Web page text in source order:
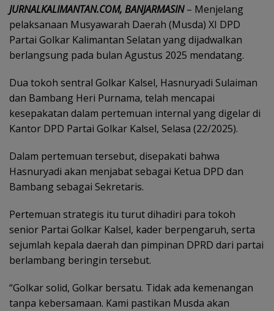
JURNALKALIMANTAN.COM, BANJARMASIN– Menjelang
pelaksanaan Musyawarah Daerah (Musda) XI DPD
Partai Golkar Kalimantan Selatan yang dijadwalkan
berlangsung pada bulan Agustus 2025 mendatang.
Dua tokoh sentral Golkar Kalsel, Hasnuryadi Sulaiman
dan Bambang Heri Purnama, telah mencapai
kesepakatan dalam pertemuan internal yang digelar di
Kantor DPD Partai Golkar Kalsel, Selasa (22/2025).
Dalam pertemuan tersebut, disepakati bahwa
Hasnuryadi akan menjabat sebagai Ketua DPD dan
Bambang sebagai Sekretaris.
Pertemuan strategis itu turut dihadiri para tokoh
senior Partai Golkar Kalsel, kader berpengaruh, serta
sejumlah kepala daerah dan pimpinan DPRD dari partai
berlambang beringin tersebut.
“Golkar solid, Golkar bersatu. Tidak ada kemenangan
tanpa kebersamaan. Kami pastikan Musda akan